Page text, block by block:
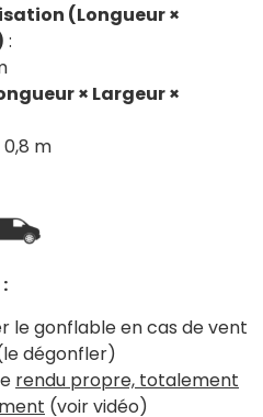
(Longueur ×
:
× Largeur ×
0,8 m
le gonflable en cas de vent
dégonfler)
rendu propre, totalement
(voir vidéo)